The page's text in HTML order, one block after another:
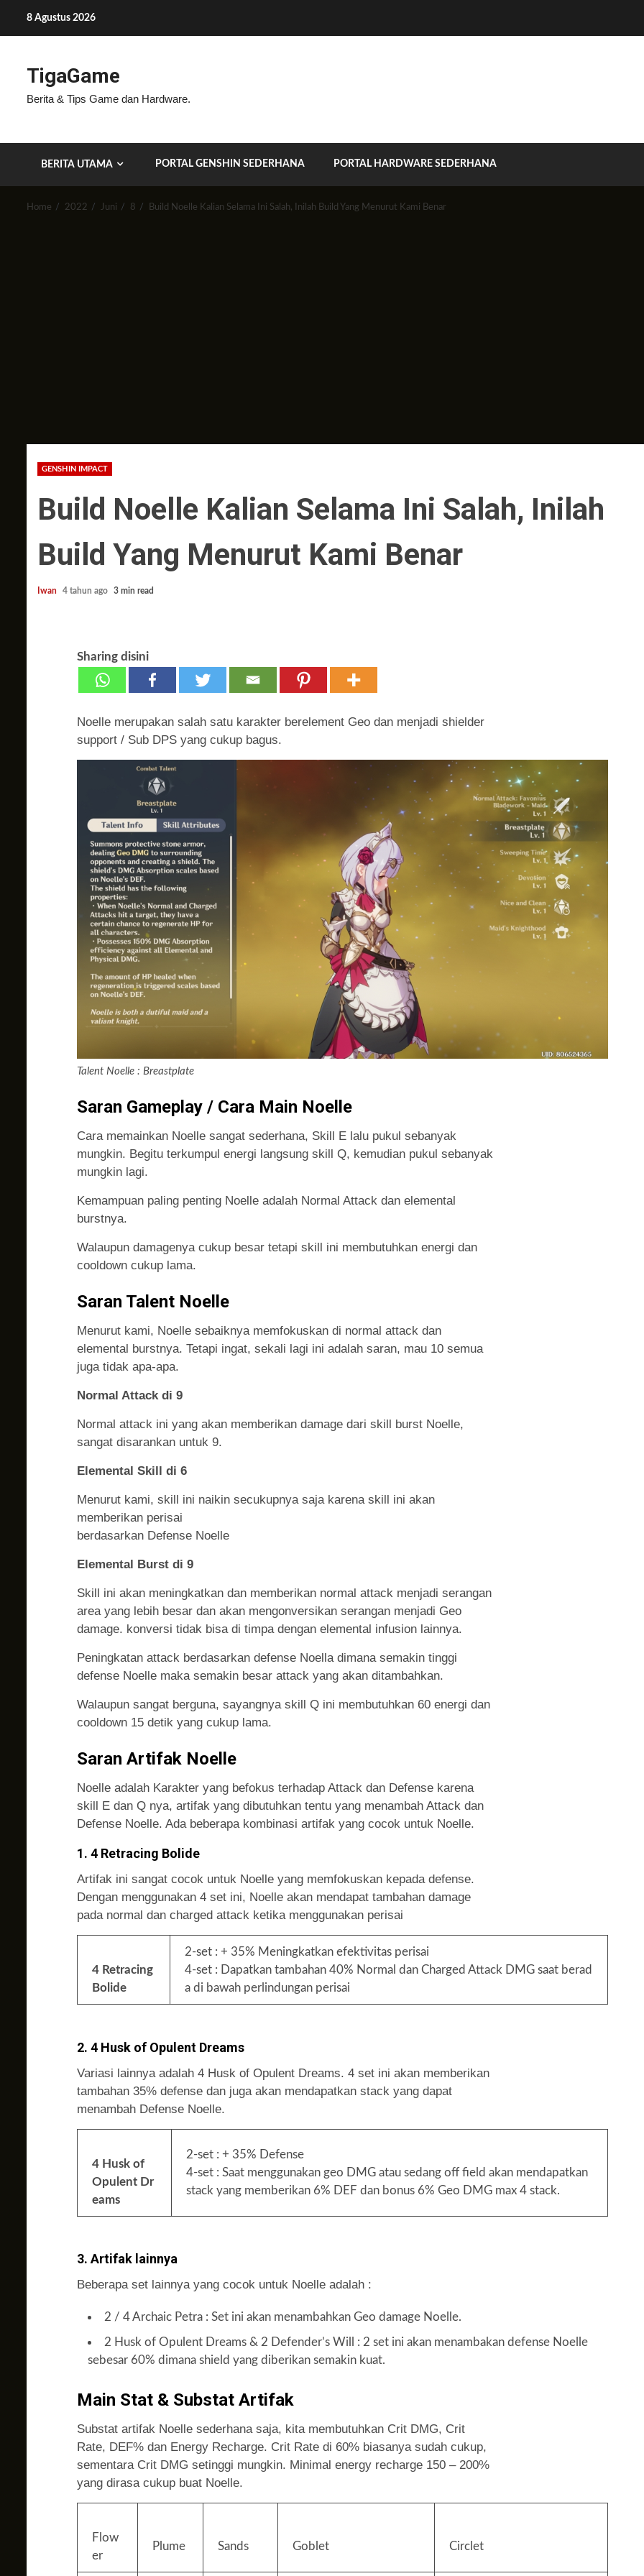
content
8 Agustus 2026
TigaGame
Berita & Tips Game dan Hardware.
BERITA UTAMA PORTAL GENSHIN SEDERHANA PORTAL HARDWARE SEDERHANA
Home 2022 Juni 8 Build Noelle Kalian Selama Ini Salah, Inilah Build Yang Menurut Kami Benar
GENSHIN IMPACT
Build Noelle Kalian Selama Ini Salah, Inilah
Build Yang Menurut Kami Benar
Iwan 4 tahun ago 3 min read
Sharing disini
Noelle merupakan salah satu karakter berelement Geo dan menjadi shielder
support / Sub DPS yang cukup bagus.
Talent Noelle : Breastplate
Saran Gameplay / Cara Main Noelle
Cara memainkan Noelle sangat sederhana, Skill E lalu pukul sebanyak
mungkin. Begitu terkumpul energi langsung skill Q, kemudian pukul sebanyak
mungkin lagi.
Kemampuan paling penting Noelle adalah Normal Attack dan elemental
burstnya.
Walaupun damagenya cukup besar tetapi skill ini membutuhkan energi dan
cooldown cukup lama.
Saran Talent Noelle
Menurut kami, Noelle sebaiknya memfokuskan di normal attack dan
elemental burstnya. Tetapi ingat, sekali lagi ini adalah saran, mau 10 semua
juga tidak apa-apa.
Normal Attack di 9
Normal attack ini yang akan memberikan damage dari skill burst Noelle,
sangat disarankan untuk 9.
Elemental Skill di 6
Menurut kami, skill ini naikin secukupnya saja karena skill ini akan
memberikan perisai
berdasarkan Defense Noelle
Elemental Burst di 9
Skill ini akan meningkatkan dan memberikan normal attack menjadi serangan
area yang lebih besar dan akan mengonversikan serangan menjadi Geo
damage. konversi tidak bisa di timpa dengan elemental infusion lainnya.
Peningkatan attack berdasarkan defense Noella dimana semakin tinggi
defense Noelle maka semakin besar attack yang akan ditambahkan.
Walaupun sangat berguna, sayangnya skill Q ini membutuhkan 60 energi dan
cooldown 15 detik yang cukup lama.
Saran Artifak Noelle
Noelle adalah Karakter yang befokus terhadap Attack dan Defense karena
skill E dan Q nya, artifak yang dibutuhkan tentu yang menambah Attack dan
Defense Noelle. Ada beberapa kombinasi artifak yang cocok untuk Noelle.
1. 4 Retracing Bolide
Artifak ini sangat cocok untuk Noelle yang memfokuskan kepada defense.
Dengan menggunakan 4 set ini, Noelle akan mendapat tambahan damage
pada normal dan charged attack ketika menggunakan perisai
4 Retracing
Bolide
2-set : + 35% Meningkatkan efektivitas perisai
4-set : Dapatkan tambahan 40% Normal dan Charged Attack DMG saat berad
a di bawah perlindungan perisai
2. 4 Husk of Opulent Dreams
Variasi lainnya adalah 4 Husk of Opulent Dreams. 4 set ini akan memberikan
tambahan 35% defense dan juga akan mendapatkan stack yang dapat
menambah Defense Noelle.
4 Husk of
Opulent Dr
eams
2-set : + 35% Defense
4-set : Saat menggunakan geo DMG atau sedang off field akan mendapatkan
stack yang memberikan 6% DEF dan bonus 6% Geo DMG max 4 stack.
3. Artifak lainnya
Beberapa set lainnya yang cocok untuk Noelle adalah :
2 / 4 Archaic Petra : Set ini akan menambahkan Geo damage Noelle.
2 Husk of Opulent Dreams & 2 Defender’s Will : 2 set ini akan menambakan defense Noelle
sebesar 60% dimana shield yang diberikan semakin kuat.
Main Stat & Substat Artifak
Substat artifak Noelle sederhana saja, kita membutuhkan Crit DMG, Crit
Rate, DEF% dan Energy Recharge. Crit Rate di 60% biasanya sudah cukup,
sementara Crit DMG setinggi mungkin. Minimal energy recharge 150 – 200%
yang dirasa cukup buat Noelle.
Flow
er
Plume Sands Goblet Circlet